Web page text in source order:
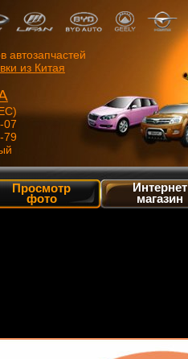
автозапчастей
из Китая
07
79
Просмотр
фото
Интернет
магазин